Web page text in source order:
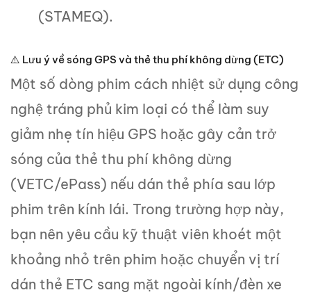
(STAMEQ).
⚠️ Lưu ý về sóng GPS và thẻ thu phí không dừng (ETC)
Một số dòng phim cách nhiệt sử dụng công
nghệ tráng phủ kim loại có thể làm suy
giảm nhẹ tín hiệu GPS hoặc gây cản trở
sóng của thẻ thu phí không dừng
(VETC/ePass) nếu dán thẻ phía sau lớp
phim trên kính lái. Trong trường hợp này,
bạn nên yêu cầu kỹ thuật viên khoét một
khoảng nhỏ trên phim hoặc chuyển vị trí
dán thẻ ETC sang mặt ngoài kính/đèn xe